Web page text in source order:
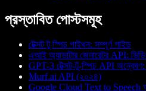
প্রস্তাবিত পোস্টসমূহ
টেক্সট টু স্পিচ পাইথন: সম্পূর্ণ গাইড
এআই অ্যাভাটার জেনারেটর API:
GPT-3 টেক্সট-টু-স্পিচ API
Murf.ai API (২০২৪)
Google Cloud Text to Speech